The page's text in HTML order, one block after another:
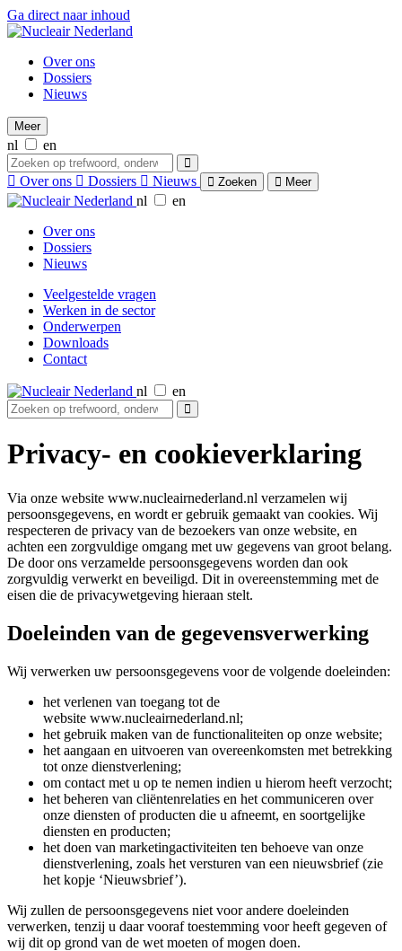
Ga direct naar inhoud
Over ons
Dossiers
Nieuws
Meer
nl en
Over ons Dossiers Nieuws Zoeken Meer
nl
en
Over ons
Dossiers
Nieuws
Veelgestelde vragen
Werken in de sector
Onderwerpen
Downloads
Contact
nl en
Privacy- en cookieverklaring
Via onze website www.nucleairnederland.nl verzamelen wij
persoonsgegevens, en wordt er gebruik gemaakt van cookies. Wij
respecteren de privacy van de bezoekers van onze website, en
achten een zorgvuldige omgang met uw gegevens van groot belang.
De door ons verzamelde persoonsgegevens worden dan ook
zorgvuldig verwerkt en beveiligd. Dit in overeenstemming met de
eisen die de privacywetgeving hieraan stelt.
Doeleinden van de gegevensverwerking
Wij verwerken uw persoonsgegevens voor de volgende doeleinden:
het verlenen van toegang tot de
website www.nucleairnederland.nl;
het gebruik maken van de functionaliteiten op onze website;
het aangaan en uitvoeren van overeenkomsten met betrekking
tot onze dienstverlening;
om contact met u op te nemen indien u hierom heeft verzocht;
het beheren van cliëntenrelaties en het communiceren over
onze diensten of producten die u afneemt, en soortgelijke
diensten en producten;
het doen van marketingactiviteiten ten behoeve van onze
dienstverlening, zoals het versturen van een nieuwsbrief (zie
het kopje ‘Nieuwsbrief’).
Wij zullen de persoonsgegevens niet voor andere doeleinden
verwerken, tenzij u daar vooraf toestemming voor heeft gegeven of
wij dit op grond van de wet moeten of mogen doen.